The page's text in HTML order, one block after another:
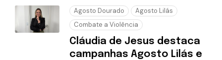
Agosto Dourado
Agosto Lilás
Combate a Violência
Cláudia de Jesus destaca
campanhas Agosto Lilás e